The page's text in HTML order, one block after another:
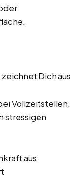
zeichnet Dich aus
Vollzeitstellen,
stressigen
aus